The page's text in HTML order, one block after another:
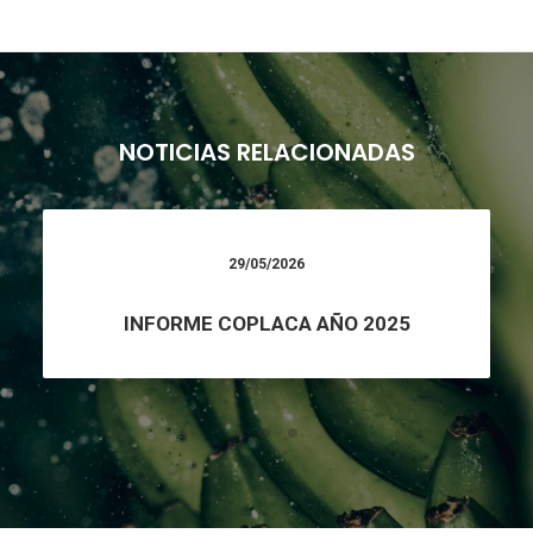
NOTICIAS RELACIONADAS
29/05/2026
INFORME COPLACA AÑO 2025